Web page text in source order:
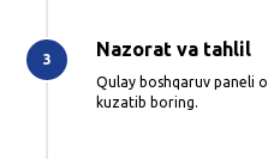
Nazorat va tahlil
Qulay boshqaruv paneli
kuzatib boring.